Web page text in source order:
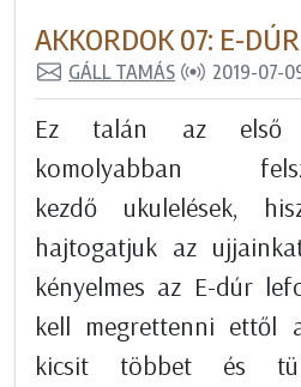
AKKORDOK 07: E-DÚR
GÁLL TAMÁS 2019-07-
Ez talán az első
komolyabban
kezdő ukulelések,
hajtogatjuk az
kényelmes az E-dúr
kell megrettenni ettől
kicsit többet és